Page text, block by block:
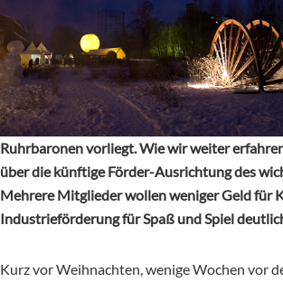
Ruhrbaronen vorliegt. Wie wir weiter
über die künftige Förder-Ausrichtung des
Mehrere Mitglieder wollen weniger Geld für
Industrieförderung für Spaß und Spiel
Kurz vor Weihnachten, wenige Wochen vor